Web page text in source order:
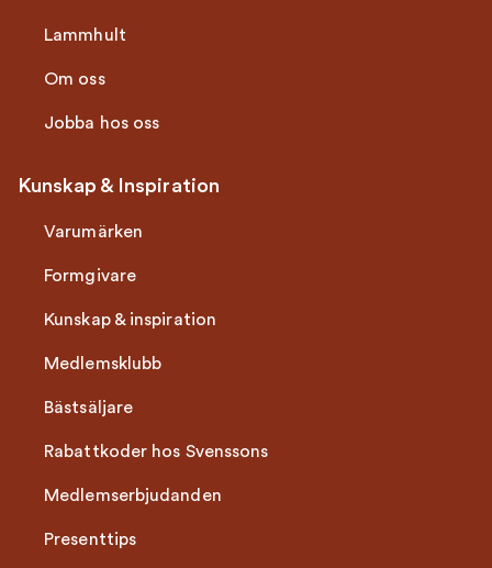
Lammhult
Om oss
Jobba hos oss
Kunskap & Inspiration
Varumärken
Formgivare
Kunskap & inspiration
Medlemsklubb
Bästsäljare
Rabattkoder hos Svenssons
Medlemserbjudanden
Presenttips